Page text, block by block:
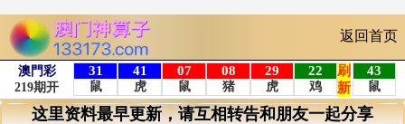
返回首页
这里资料最早更新，请互相转告和朋友一起分享